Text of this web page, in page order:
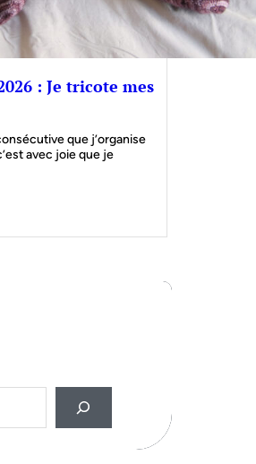
: Je tricote mes
que j’organise
avec joie que je